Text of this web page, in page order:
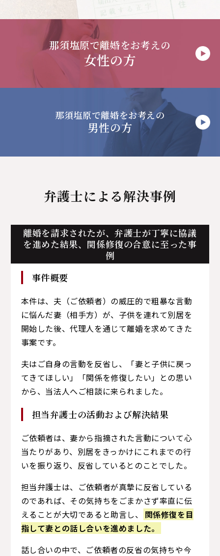
那須塩原で離婚をお考えの
女性の方
那須塩原で離婚をお考えの
男性の方
弁護士による解決事例
離婚を請求されたが、弁護士が丁寧に協議
を進めた結果、関係修復の合意に至った事
例
事件概要
本件は、夫（ご依頼者）の威圧的で粗暴な言動
に悩んだ妻（相手方）が、子供を連れて別居を
開始した後、代理人を通じて離婚を求めてきた
事案です。
夫はご自身の言動を反省し、「妻と子供に戻っ
てきてほしい」「関係を修復したい」との思い
から、当法人へご相談に来られました。
担当弁護士の活動および解決結果
ご依頼者は、妻から指摘された言動について心
当たりがあり、別居をきっかけにこれまでの行
いを振り返り、反省しているとのことでした。
担当弁護士は、ご依頼者が真摯に反省している
のであれば、その気持ちをごまかさず率直に伝
えることが大切であると助言し、
関係修復を目
指して妻との話し合いを進めました。
話し合いの中で、ご依頼者の反省の気持ちや今